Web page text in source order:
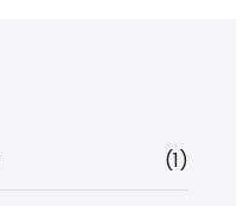
(1)